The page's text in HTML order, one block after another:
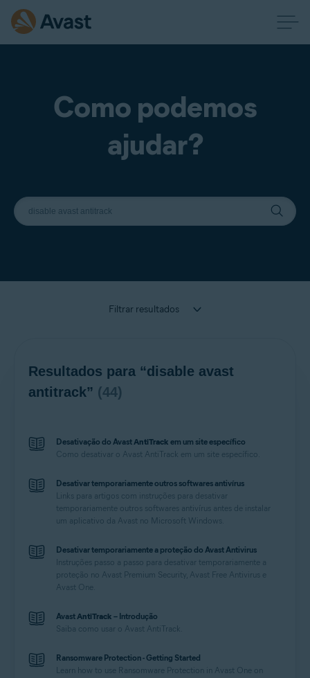
Como podemos
ajudar?
Filtrar resultados
Resultados para “disable avast
antitrack” (44)
Desativação do AvastAntiTrack em um site específico
Como desativar o Avast AntiTrack em um site específico.
Desativar temporariamente outros softwares antivírus
Links para artigos com instruções para desativar
temporariamente outros softwares antivírus antes de instalar
um aplicativo da Avast no Microsoft Windows.
Desativar temporariamente a proteção do Avast Antivirus
Instruções passo a passo para desativar temporariamente a
proteção no Avast Premium Security, Avast Free Antivirus e
Avast One.
AvastAntiTrack – Introdução
Saiba como usar o Avast AntiTrack
Ransomware Protection - Getting Started
Learn how to use Ransomware Protection in Avast One on